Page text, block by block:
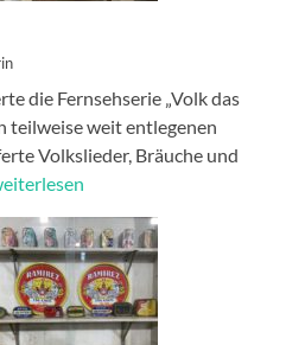
die Fernsehserie „Volk das
teilweise weit entlegenen
Volkslieder, Bräuche und